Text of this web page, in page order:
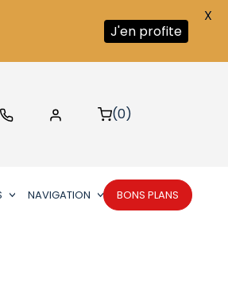
(0)
NAVIGATION BONS PLANS
J'en profite
X